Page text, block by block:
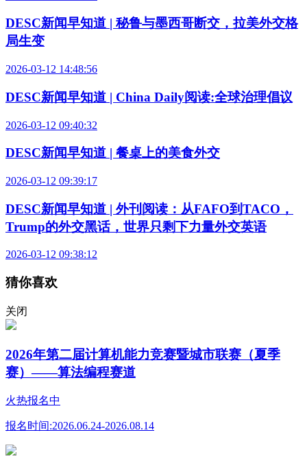
DESC新闻早知道 | 秘鲁与墨西哥断交，拉美外交格
局生变
2026-03-12 14:48:56
DESC新闻早知道 | China Daily阅读:全球治理倡议
2026-03-12 09:40:32
DESC新闻早知道 | 餐桌上的美食外交
2026-03-12 09:39:17
DESC新闻早知道 | 外刊阅读：从FAFO到TACO，
Trump的外交黑话，世界只剩下力量外交英语
2026-03-12 09:38:12
猜你喜欢
关闭
2026年第二届计算机能力竞赛暨城市联赛（夏季
赛）——算法编程赛道
火热报名中
报名时间:2026.06.24-2026.08.14